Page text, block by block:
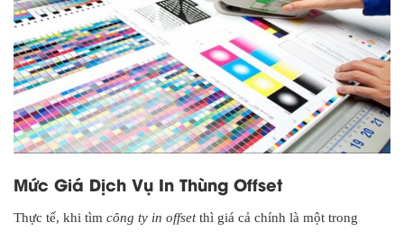
Mức Giá Dịch Vụ In Thùng Offset
Thực tế, khi tìm công ty in offsetthì giá cả chính là một trong